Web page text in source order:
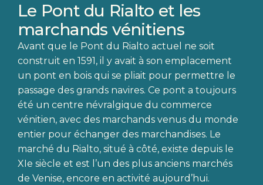
Le Pont du Rialto et les
marchands vénitiens
Avant que le Pont du Rialto actuel ne soit
construit en 1591, il y avait à son emplacement
un pont en bois qui se pliait pour permettre le
passage des grands navires. Ce pont a toujours
été un centre névralgique du commerce
vénitien, avec des marchands venus du monde
entier pour échanger des marchandises. Le
marché du Rialto, situé à côté, existe depuis le
XIe siècle et est l’un des plus anciens marchés
de Venise, encore en activité aujourd’hui.